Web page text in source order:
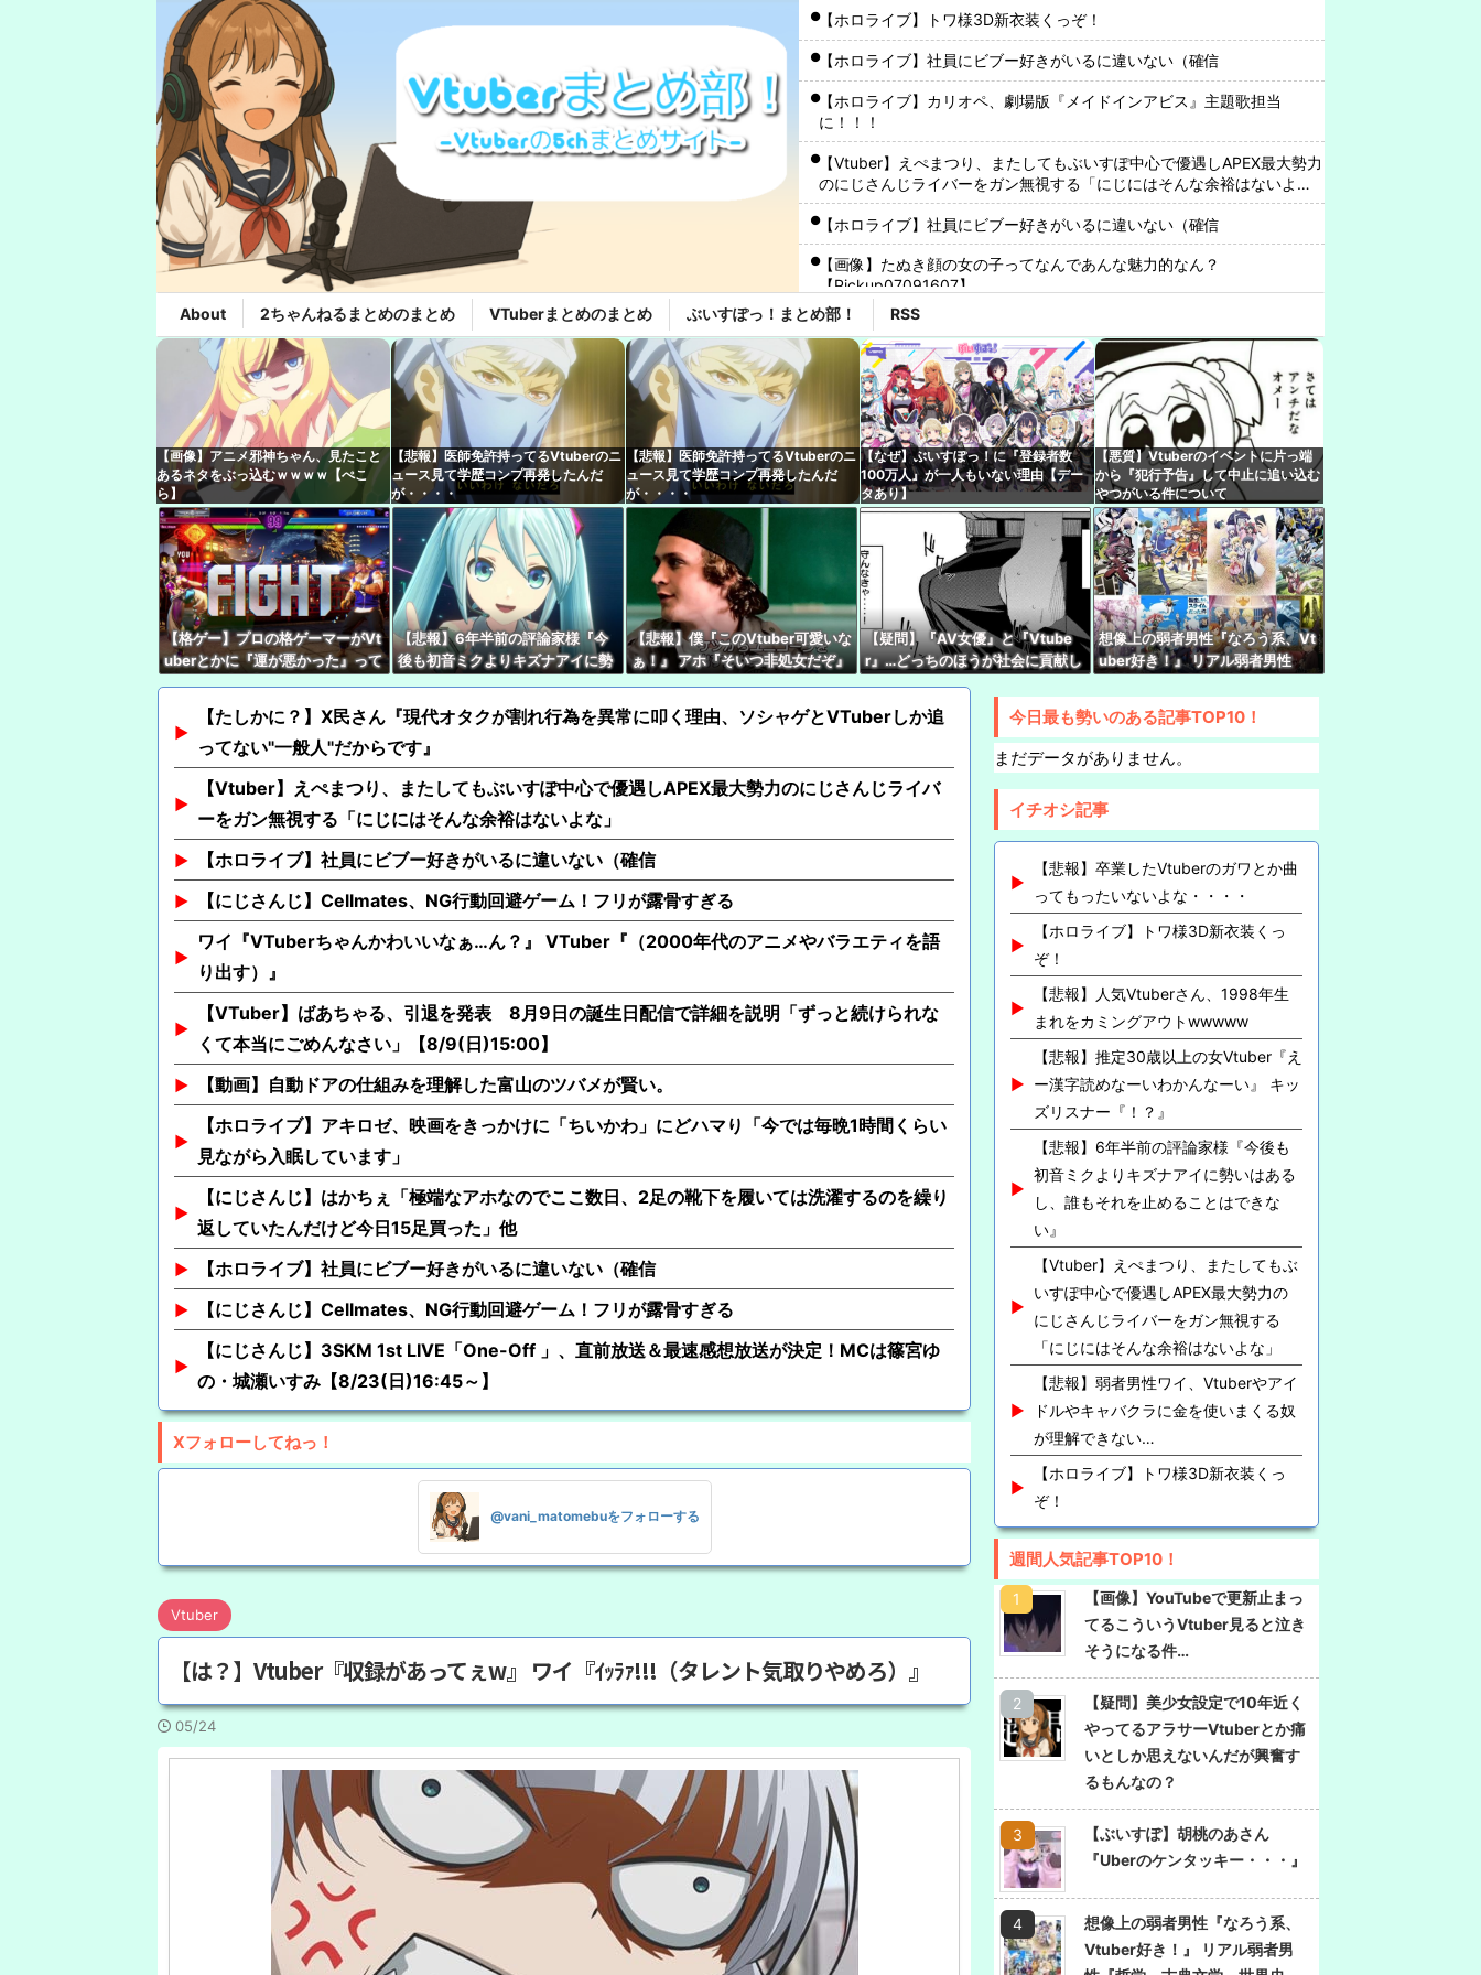
【ホロライブ】トワ様3D新衣装くっぞ！
【ホロライブ】社員にビブー好きがいるに違いない（確信
【ホロライブ】カリオペ、劇場版『メイドインアビス』主題歌担当
に！！！
【Vtuber】えぺまつり、またしてもぶいすぽ中心で優遇しAPEX最大勢力
のにじさんじライバーをガン無視する「にじにはそんな余裕はないよ
な」
【ホロライブ】社員にビブー好きがいるに違いない（確信
【画像】たぬき顔の女の子ってなんであんな魅力的なん？
【Pickup07091607】
【にじさんじ】水面まどか、野球を知ろう！まどちゃ「投げる方が守備
なの？！」
【動画】自動ドアの仕組みを理解した富山のツバメが賢い。
【たしかに？】X民さん『現代オタクが割れ行為を異常に叩く理由、ソシ
ャゲとVTuberしか追ってない"一般人"だからです』
【ホロライブ】社員にビブー好きがいるに違いない（確信
女さんたちの間で流行った変なハイレグの服の上からズボンを履くファ
ッションｗｗｗｗ （※画像あり）
【ホロライブ】アキロゼ、映画をきっかけに「ちいかわ」にどハマり
「今では毎晩1時間くらい見ながら入眠しています」
【速報】人気Vtuberみけねこさん、初小説が書籍化決定してしまう
wwwww←み！さんなんでもやるなあ
【にじさんじ】 レヴィちゃん、3Dライブ「人間燦歌」開催決定！ゲスト
8名も発表『歌うまバイキングなゲストや』【8/18(火)21:00】
【悲報】人気Vtuberさん、1998年生まれをカミングアウトwwwww
About 2ちゃんねるまとめのまとめ VTuberまとめのまとめ ぶいすぽっ！まとめ部！ RSS
【画像】アニメ邪神ちゃん、見たこと
あるネタをぶっ込むｗｗｗｗ【ぺこ
ら】
【悲報】医師免許持ってるVtuberのニ
ュース見て学歴コンプ再発したんだ
が・・・・
【悲報】医師免許持ってるVtuberのニ
ュース見て学歴コンプ再発したんだ
が・・・・
【なぜ】ぶいすぽっ！に『登録者数
100万人』が一人もいない理由【デー
タあり】
【悪質】Vtuberのイベントに片っ端
から『犯行予告』して中止に追い込む
やつがいる件について
【格ゲー】プロの格ゲーマーがVt
uberとかに『運が悪かった』って
【悲報】6年半前の評論家様『今
後も初音ミクよりキズナアイに勢
とはできない』
【悲報】僕『このVtuber可愛いな
ぁ！』 アホ『そいつ非処女だぞ』
【疑問】『AV女優』と『Vtube
r』…どっちのほうが社会に貢献し
想像上の弱者男性『なろう系、Vt
uber好き！』 リアル弱者男性
【たしかに？】X民さん『現代オタクが割れ行為を異常に叩く理由、ソシャゲとVTuberしか追
ってない"一般人"だからです』
【Vtuber】えぺまつり、またしてもぶいすぽ中心で優遇しAPEX最大勢力のにじさんじライバ
ーをガン無視する「にじにはそんな余裕はないよな」
【ホロライブ】社員にビブー好きがいるに違いない（確信
【にじさんじ】Cellmates、NG行動回避ゲーム！フリが露骨すぎる
ワイ『VTuberちゃんかわいいなぁ…ん？』 VTuber『（2000年代のアニメやバラエティを語
り出す）』
【VTuber】ばあちゃる、引退を発表 8月9日の誕生日配信で詳細を説明「ずっと続けられな
くて本当にごめんなさい」【8/9(日)15:00】
【動画】自動ドアの仕組みを理解した富山のツバメが賢い。
【ホロライブ】アキロゼ、映画をきっかけに「ちいかわ」にどハマり「今では毎晩1時間くらい
見ながら入眠しています」
【にじさんじ】はかちぇ「極端なアホなのでここ数日、2足の靴下を履いては洗濯するのを繰り
返していたんだけど今日15足買った」他
【ホロライブ】社員にビブー好きがいるに違いない（確信
【にじさんじ】Cellmates、NG行動回避ゲーム！フリが露骨すぎる
【にじさんじ】3SKM 1st LIVE「One-Off 」、直前放送＆最速感想放送が決定！MCは篠宮ゆ
の・城瀬いすみ【8/23(日)16:45～】
Xフォローしてねっ！
@vani_matomebuをフォローする
Vtuber
【は？】Vtuber『収録があってぇw』 ワイ『ｲｯﾗｧ!!!（タレント気取りやめろ）』
05/24
今日最も勢いのある記事TOP10！
まだデータがありません。
イチオシ記事
【悲報】卒業したVtuberのガワとか曲
ってもったいないよな・・・・
【ホロライブ】トワ様3D新衣装くっ
ぞ！
【悲報】人気Vtuberさん、1998年生
まれをカミングアウトwwwww
【悲報】推定30歳以上の女Vtuber『え
ー漢字読めなーいわかんなーい』 キッ
ズリスナー『！？』
【悲報】6年半前の評論家様『今後も
初音ミクよりキズナアイに勢いはある
し、誰もそれを止めることはできな
い』
【Vtuber】えぺまつり、またしてもぶ
いすぽ中心で優遇しAPEX最大勢力の
にじさんじライバーをガン無視する
「にじにはそんな余裕はないよな」
【悲報】弱者男性ワイ、Vtuberやアイ
ドルやキャバクラに金を使いまくる奴
が理解できない…
【ホロライブ】トワ様3D新衣装くっ
ぞ！
週間人気記事TOP10！
【画像】YouTubeで更新止まっ
てるこういうVtuber見ると泣き
そうになる件…
【疑問】美少女設定で10年近く
やってるアラサーVtuberとか痛
いとしか思えないんだが興奮す
るもんなの？
【ぶいすぽ】胡桃のあさん
『Uberのケンタッキー・・・』
想像上の弱者男性『なろう系、
Vtuber好き！』 リアル弱者男